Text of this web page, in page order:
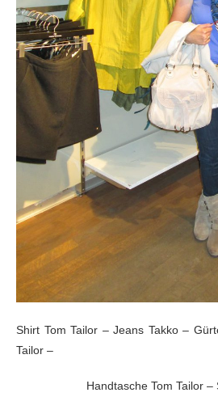
Shirt Tom Tailor – Jeans Takko –
Tailor –
Handtasche Tom Tailor –